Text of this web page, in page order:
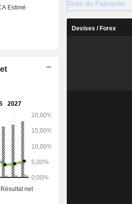
Suite du Palmarès
Devises / Forex